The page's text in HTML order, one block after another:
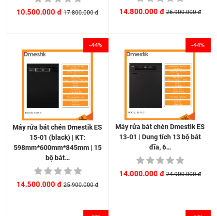
10.500.000 đ 17.800.000 đ 14.800.000 đ 26.900.000 đ
-44%
Máy rửa bát chén Dmestik ES
15-01 (black) | KT:
598mm*600mm*845mm | 15
bộ bát…
14.500.000 đ 25.900.000 đ
-44%
Máy rửa bát chén Dmestik ES
13-01 | Dung tích 13 bộ bát
đĩa, 6…
14.000.000 đ 24.900.000 đ